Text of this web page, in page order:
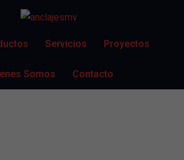
Servicios Proyectos
Somos Contacto